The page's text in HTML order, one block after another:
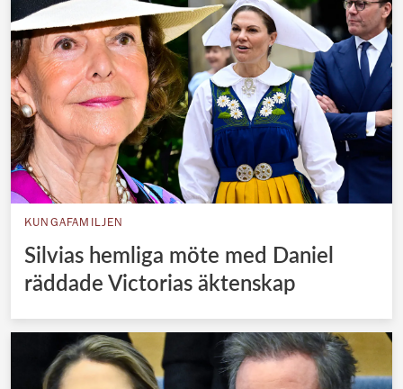
KUNGAFAMILJEN
Silvias hemliga möte med Daniel
räddade Victorias äktenskap